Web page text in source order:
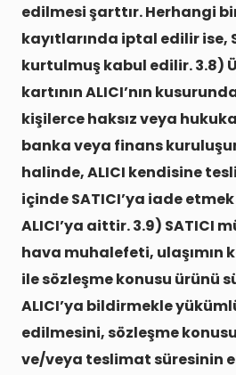
edilmesi şarttır. Herhangi
kayıtlarında iptal edilir ise,
kurtulmuş kabul edilir. 3.8)
kartının ALICI’nın
kişilerce haksız veya
banka veya finans
halinde, ALICI kendisine
içinde SATICI’ya iade
ALICI’ya aittir. 3.9) SATICI
hava muhalefeti, ulaşımın
ile sözleşme konusu ürünü
ALICI’ya bildirmekle
edilmesini, sözleşme
ve/veya teslimat süresinin